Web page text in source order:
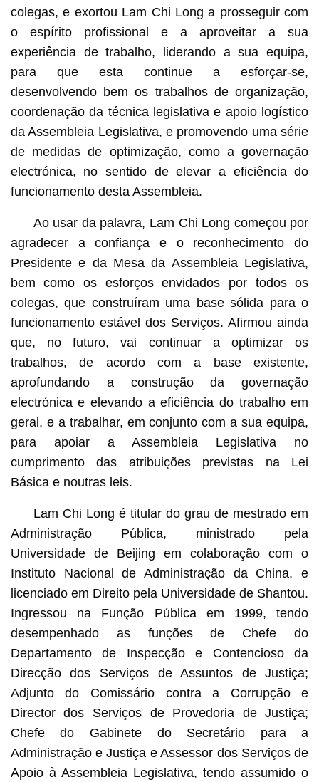
colegas, e exortou Lam Chi Long a prosseguir com
o espírito profissional e a aproveitar a sua
experiência de trabalho, liderando a sua equipa,
para que esta continue a esforçar-se,
desenvolvendo bem os trabalhos de organização,
coordenação da técnica legislativa e apoio logístico
da Assembleia Legislativa, e promovendo uma série
de medidas de optimização, como a governação
electrónica, no sentido de elevar a eficiência do
funcionamento desta Assembleia.
Ao usar da palavra, Lam Chi Long começou por
agradecer a confiança e o reconhecimento do
Presidente e da Mesa da Assembleia Legislativa,
bem como os esforços envidados por todos os
colegas, que construíram uma base sólida para o
funcionamento estável dos Serviços. Afirmou ainda
que, no futuro, vai continuar a optimizar os
trabalhos, de acordo com a base existente,
aprofundando a construção da governação
electrónica e elevando a eficiência do trabalho em
geral, e a trabalhar, em conjunto com a sua equipa,
para apoiar a Assembleia Legislativa no
cumprimento das atribuições previstas na Lei
Básica e noutras leis.
Lam Chi Long é titular do grau de mestrado em
Administração Pública, ministrado pela
Universidade de Beijing em colaboração com o
Instituto Nacional de Administração da China, e
licenciado em Direito pela Universidade de Shantou.
Ingressou na Função Pública em 1999, tendo
desempenhado as funções de Chefe do
Departamento de Inspecção e Contencioso da
Direcção dos Serviços de Assuntos de Justiça;
Adjunto do Comissário contra a Corrupção e
Director dos Serviços de Provedoria de Justiça;
Chefe do Gabinete do Secretário para a
Administração e Justiça e Assessor dos Serviços de
Apoio à Assembleia Legislativa, tendo assumido o